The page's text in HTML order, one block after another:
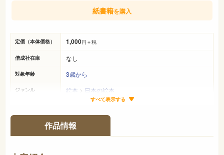
定価（本体価格） 1,000円＋税
偕成社在庫 なし
対象年齢 3歳から
ジャンル 絵本 > 日本の絵本
32ページ
ISBN 978-4-03-332020-5
NDC
すべて表示する
紙書籍を購入
作品情報